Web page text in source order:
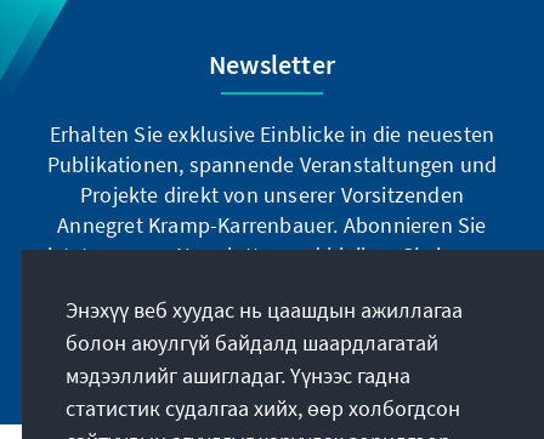
Newsletter
Erhalten Sie exklusive Einblicke in die neuesten
Publikationen, spannende Veranstaltungen und
Projekte direkt von unserer Vorsitzenden
Annegret Kramp-Karrenbauer. Abonnieren Sie
jetzt unseren Newsletter und bleiben Sie immer
Jetzt abonnieren
Энэхүү веб хуудас нь цаашдын ажиллагаа
болон аюулгүй байдалд шаардлагатай
мэдээллийг ашигладаг. Үүнээс гадна
статистик судалгаа хийх, өөр холбогдсон